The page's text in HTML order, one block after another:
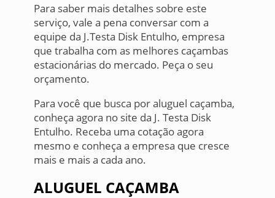
Para saber mais detalhes sobre este
serviço, vale a pena conversar com a
equipe da J.Testa Disk Entulho, empresa
que trabalha com as melhores caçambas
estacionárias do mercado. Peça o seu
orçamento.
Para você que busca por aluguel caçamba,
conheça agora no site da J. Testa Disk
Entulho. Receba uma cotação agora
mesmo e conheça a empresa que cresce
mais e mais a cada ano.
ALUGUEL CAÇAMBA